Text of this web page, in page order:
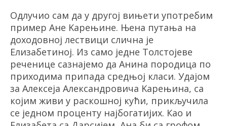
Одлучио сам да у другој вињети употребим
пример Ане Kарењине. Њена путања на
доходовној лествици слична је
Елизабетиној. Из само једне Толстојеве
реченице сазнајемо да Анина породица по
приходима припада средњој класи. Удајом
за Алексеја Александровича Kарењина, са
којим живи у раскошној кући, прикључила
се једном проценту најбогатијих. Као и